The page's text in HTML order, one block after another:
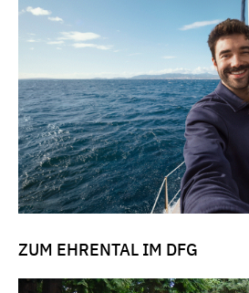
ZUM EHRENTAL IM DFG